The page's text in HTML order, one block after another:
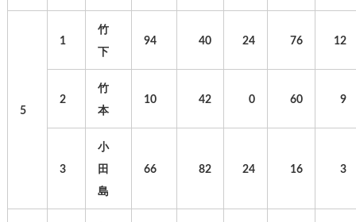
5
1
竹
下
94 40 24 76 12
2
竹
本
10 42 0 60 9
3
小
田
島
66 82 24 16 3